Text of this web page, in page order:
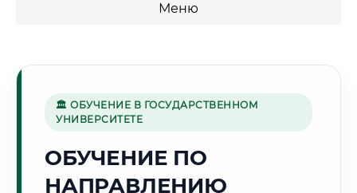
Меню
специальности"
Стоимость по программам обучения "Судебная экспертиза"
Стоимость по программам обучения "Экспертиза"
🏛 ОБУЧЕНИЕ В ГОСУДАРСТВЕННОМ
УНИВЕРСИТЕТЕ
ОБУЧЕНИЕ ПО
НАПРАВЛЕНИЮ